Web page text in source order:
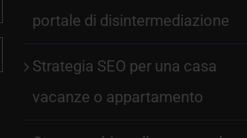
portale di disintermediazione
Strategia SEO per una casa
vacanze o appartamento